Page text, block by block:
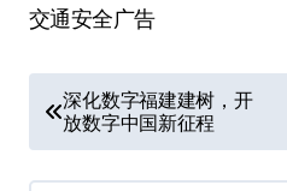
交通安全广告
章
导
深化数字福建建树，开
放数字中国新征程